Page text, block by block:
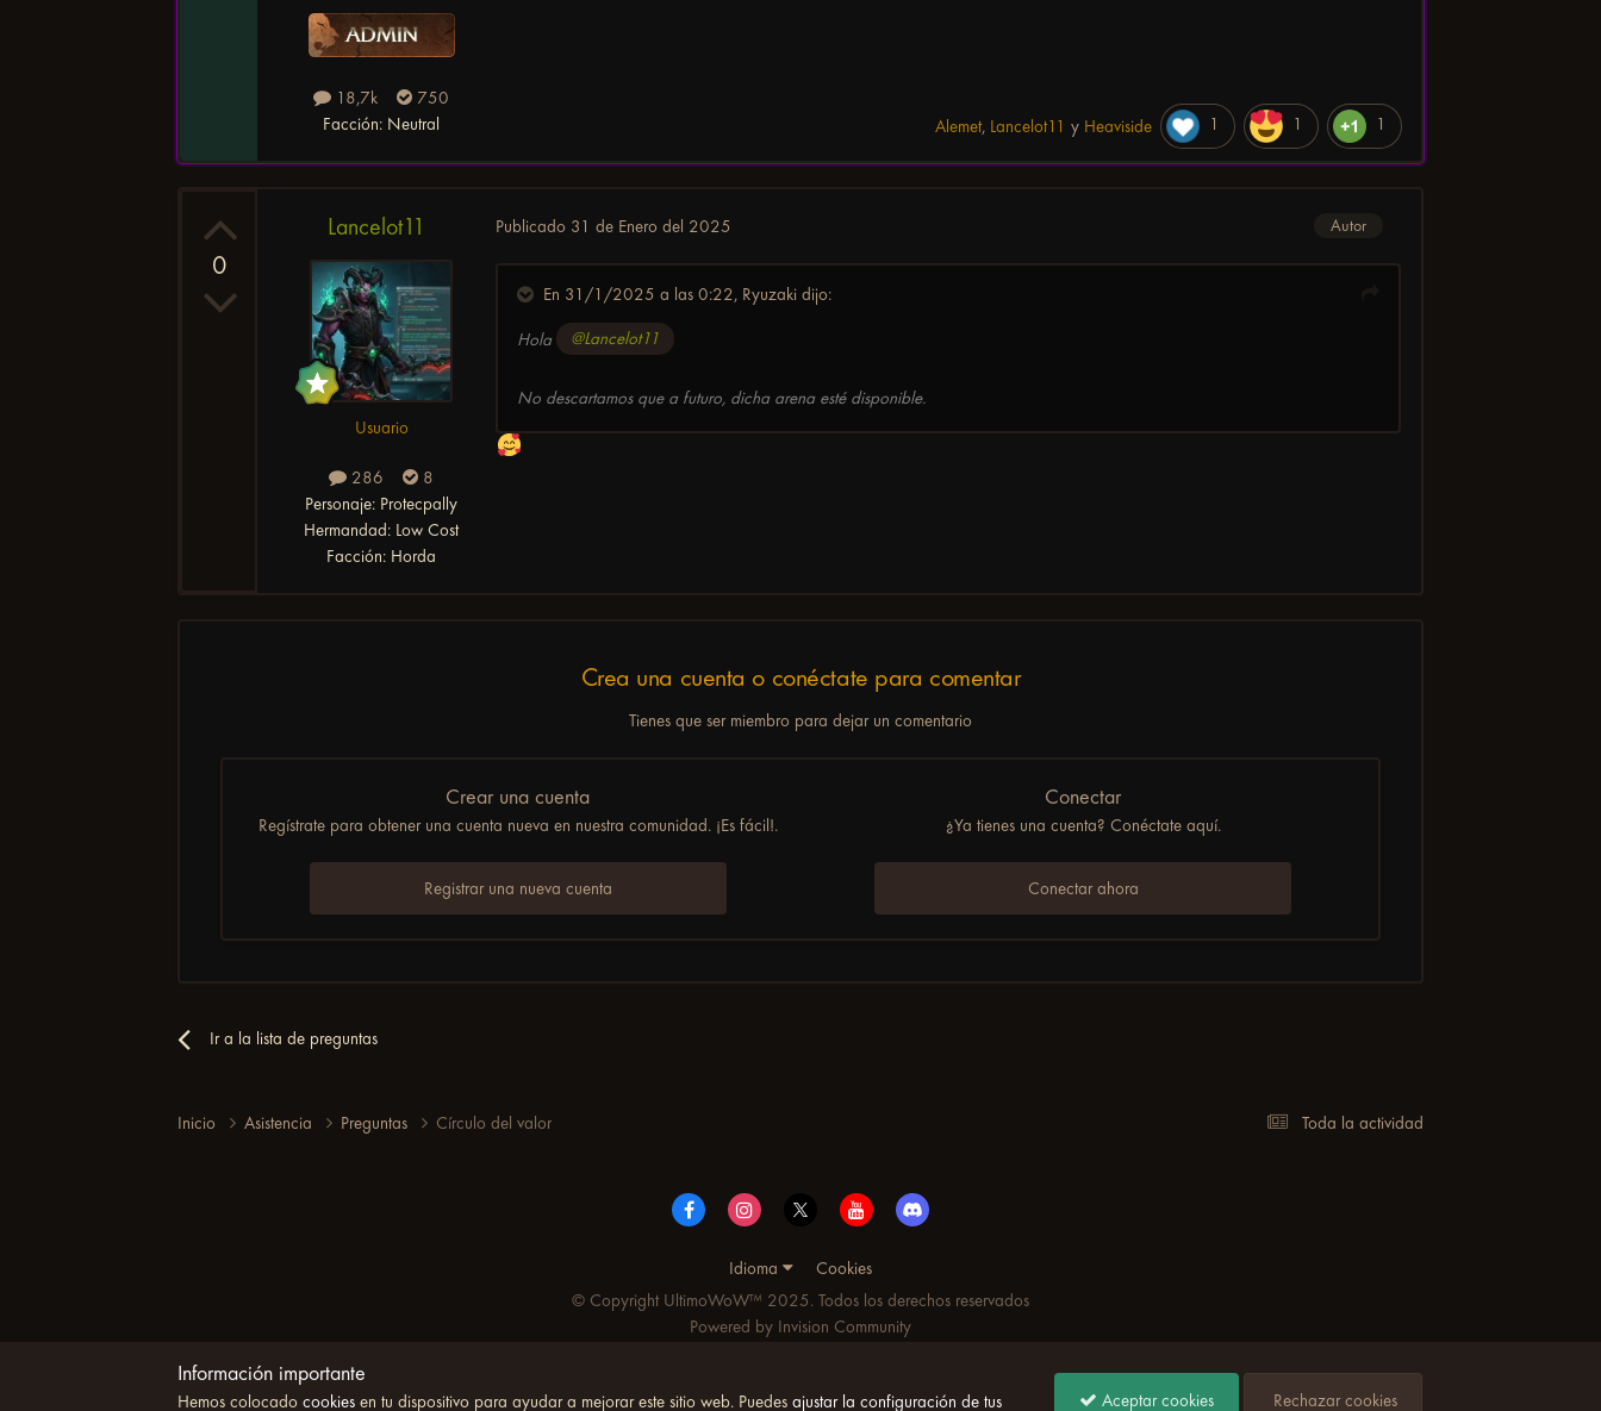
18,7k
750
Facción: Neutral Alemet, Lancelot11 y Heaviside 1 1 1
0
Lancelot11
Usuario
286
8
Personaje: Protecpally
Hermandad: Low Cost
Facción: Horda
Autor
Publicado 31 de Enero del 2025
En 31/1/2025 a las 0:22, Ryuzaki dijo:
Hola @Lancelot11
No descartamos que a futuro, dicha arena esté disponible.
Crea una cuenta o conéctate para comentar
Tienes que ser miembro para dejar un comentario
Crear una cuenta
Regístrate para obtener una cuenta nueva en nuestra comunidad. ¡Es fácil!.
Registrar una nueva cuenta
Conectar
¿Ya tienes una cuenta? Conéctate aquí.
Conectar ahora
Ir a la lista de preguntas
Toda la actividad
Inicio Asistencia Preguntas Círculo del valor
Idioma
Cookies
© Copyright UltimoWoW™ 2025. Todos los derechos reservados
Powered by Invision Community
Información importante
Hemos colocadocookies en tu dispositivo para ayudar a mejorar este sitio web. Puedesajustar la configuración de tus Aceptar cookies Rechazar cookies